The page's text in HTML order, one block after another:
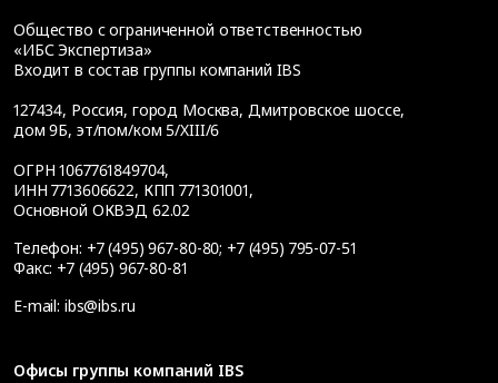
Общество с ограниченной ответственностью
«ИБС Экспертиза»
Входит в состав группы компаний IBS
127434, Россия, город Москва, Дмитровское шоссе,
дом 9Б, эт/пом/ком 5/XIII/6
ОГРН 1067761849704,
ИНН 7713606622, КПП 771301001,
Основной ОКВЭД 62.02
Телефон: +7 (495) 967-80-80; +7 (495) 795-07-51
Факс: +7 (495) 967-80-81
E-mail: ibs@ibs.ru
Офисы группы компаний IBS